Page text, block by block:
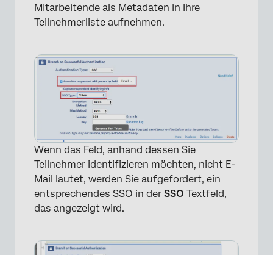
Mitarbeitende als Metadaten in Ihre
Teilnehmerliste aufnehmen.
Wenn das Feld, anhand dessen Sie
Teilnehmer identifizieren möchten, nicht E-
Mail lautet, werden Sie aufgefordert, ein
entsprechendes SSO in der SSO Textfeld,
das angezeigt wird.